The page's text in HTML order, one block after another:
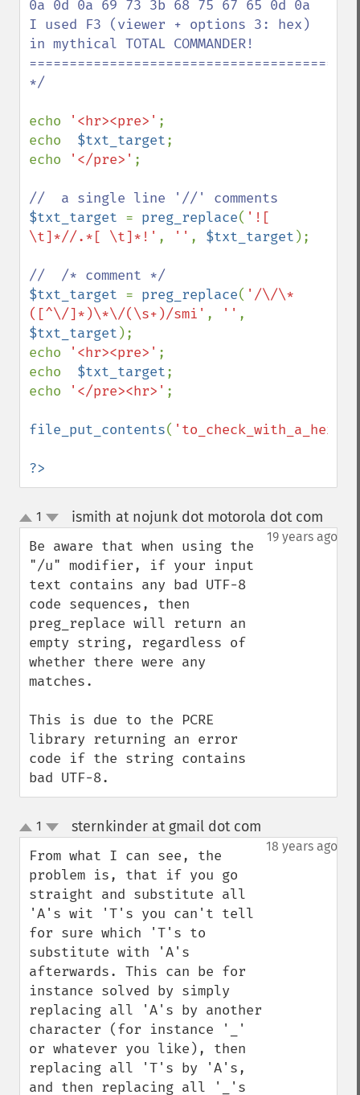
0a 0d 0a 69 73 3b 68 75 67 65 0d 0a
I used F3 (viewer + options 3: hex)
in mythical TOTAL COMMANDER!
*/
echo '<hr><pre>' ;
echo $txt_target;
echo
'</pre>' ;
$txt_target = preg_replace( '![
\t]*//.*[ \t]*!' , '' , $txt_target );
$txt_target = preg_replace( '/\/\*
([^\/]*)\*\/(\s+)/smi' , ''
$txt_target );
echo
'<hr><pre>' ;
echo $txt_target;
echo
'</pre><hr>' ;
file_put_contents(
?>
up
down
1 ismith at nojunk dot motorola dot com
19 years ago
Be aware that when using the
"/u" modifier, if your input
text contains any bad UTF-8
code sequences, then
preg_replace will return an
empty string, regardless of
whether there were any
matches.
This is due to the PCRE
library returning an error
code if the string contains
bad UTF-8.
up
down
1 sternkinder at gmail dot com
18 years ago
From what I can see, the
problem is, that if you go
straight and substitute all
'A's wit 'T's you can't tell
for sure which 'T's to
substitute with 'A's
afterwards. This can be for
instance solved by simply
replacing all 'A's by another
character (for instance '_'
or whatever you like), then
replacing all 'T's by 'A's,
and then replacing all '_'s